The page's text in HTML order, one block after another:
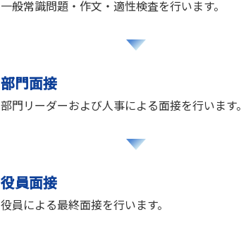
一般常識問題・作文・適性検査を行います。
部門面接
部門リーダーおよび人事による面接を行います。
役員面接
役員による最終面接を行います。